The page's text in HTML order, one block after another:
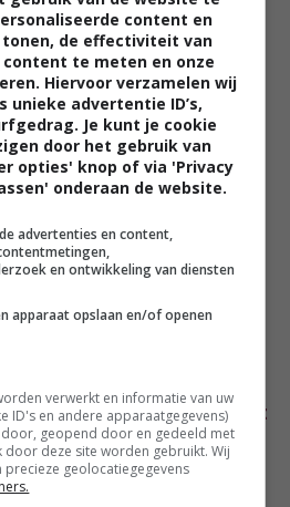
gek op hummus en
Hoe eet jij je hummus
weten in de
artikel.
voor frisse hummus met
en zaden
content en
de effectiviteit van
te meten en onze
Hiervoor verzamelen wij
unieke advertentie ID’s,
Je kunt je cookie
door het gebruik van
opties' knop of via 'Privacy
onderaan de website.
advertenties en content,
en ontwikkeling van diensten
apparaat opslaan en/of openen
verwerkt en informatie van uw
ID's en andere apparaatgegevens)
geopend door en gedeeld met
deze site worden gebruikt. Wij
precieze geolocatiegegevens